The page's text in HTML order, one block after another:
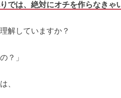
では、絶対にオチを作らなきゃ
解していますか？
？」
、